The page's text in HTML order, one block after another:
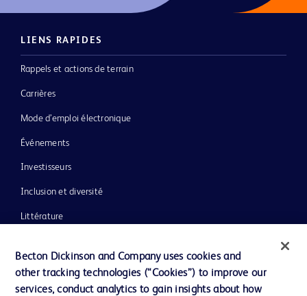
LIENS RAPIDES
Rappels et actions de terrain
Carrières
Mode d’emploi électronique
Événements
Investisseurs
Inclusion et diversité
Littérature
Notre entreprise
Éthique et conformité
Becton Dickinson and Company uses cookies and
other tracking technologies (“Cookies”) to improve our
services, conduct analytics to gain insights about how